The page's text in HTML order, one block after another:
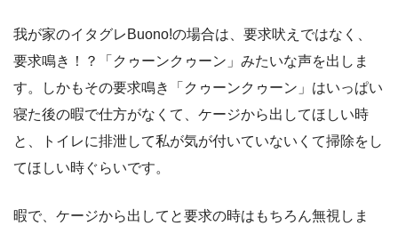
我が家のイタグレBuono!の場合は、要求吠えではなく、
要求鳴き！？「クゥーンクゥーン」みたいな声を出しま
す。しかもその要求鳴き「クゥーンクゥーン」はいっぱい
寝た後の暇で仕方がなくて、ケージから出してほしい時
と、トイレに排泄して私が気が付いていないくて掃除をし
てほしい時ぐらいです。
暇で、ケージから出してと要求の時はもちろん無視しま